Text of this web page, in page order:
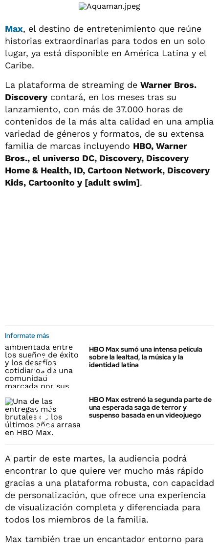
Max, el destino de entretenimiento que reúne
historias extraordinarias para todos en un solo
lugar, ya está disponible en América Latina y el
Caribe.
La plataforma de streaming de Warner Bros.
Discovery contará, en los meses tras su
lanzamiento, con más de 37.000 horas de
contenidos de la más alta calidad en una amplia
variedad de géneros y formatos, de su extensa
familia de marcas incluyendo HBO, Warner
Bros., el universo DC, Discovery, Discovery
Home & Health, ID, Cartoon Network, Discovery
Kids, Cartoonito y [adult swim].
Informate más
HBO Max sumó una intensa película
sobre la lealtad, la música y la
identidad latina
HBO Max estrenó la segunda parte de
una esperada saga de terror y
suspenso basada en un videojuego
A partir de este martes, la audiencia podrá
encontrar lo que quiere ver mucho más rápido
gracias a una plataforma robusta, con capacidad
de personalización, que ofrece una experiencia
de visualización completa y diferenciada para
todos los miembros de la familia.
Max también trae un encantador entorno para